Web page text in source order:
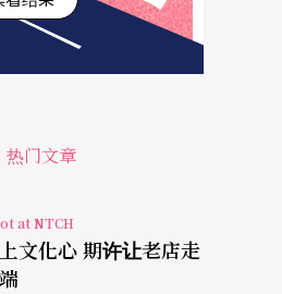
热门文章
at NTCH
文化心 期许让老店走